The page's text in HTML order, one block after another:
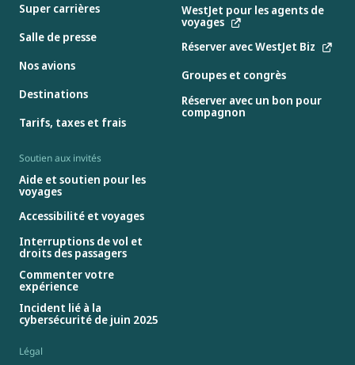
Super carrières
Salle de presse
Nos avions
Destinations
Tarifs, taxes et frais
WestJet pour les agents de
voyages
Réserver avec WestJet Biz
Groupes et congrès
Réserver avec un bon pour
compagnon
Soutien aux invités
Aide et soutien pour les
voyages
Accessibilité et voyages
Interruptions de vol et
droits des passagers
Commenter votre
expérience
Incident lié à la
cybersécurité de juin 2025
Légal